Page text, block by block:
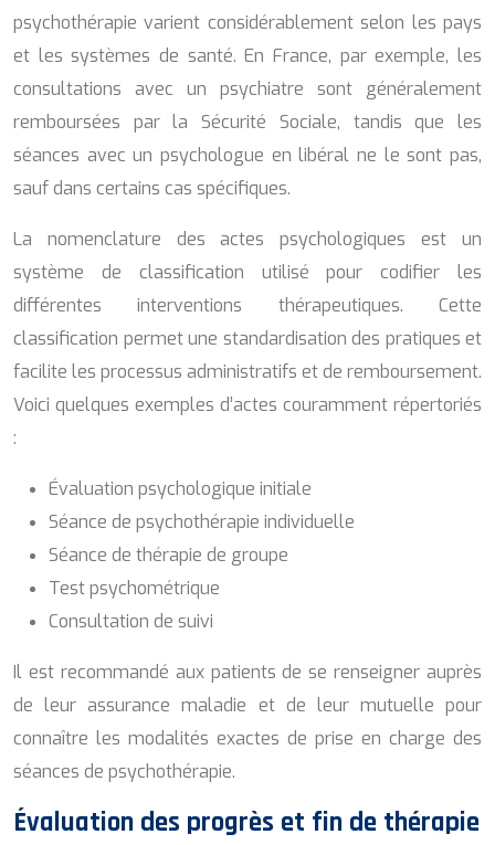
psychothérapie varient considérablement selon les pays
et les systèmes de santé. En France, par exemple, les
consultations avec un psychiatre sont généralement
remboursées par la Sécurité Sociale, tandis que les
séances avec un psychologue en libéral ne le sont pas,
sauf dans certains cas spécifiques.
La nomenclature des actes psychologiques est un
système de classification utilisé pour codifier les
différentes interventions thérapeutiques. Cette
classification permet une standardisation des pratiques et
facilite les processus administratifs et de remboursement.
Voici quelques exemples d’actes couramment répertoriés
:
Évaluation psychologique initiale
Séance de psychothérapie individuelle
Séance de thérapie de groupe
Test psychométrique
Consultation de suivi
Il est recommandé aux patients de se renseigner auprès
de leur assurance maladie et de leur mutuelle pour
connaître les modalités exactes de prise en charge des
séances de psychothérapie.
Évaluation des progrès et fin de thérapie